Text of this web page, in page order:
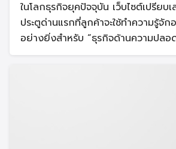
ในโลกธุรกิจยุคปัจจุบัน เว็บไซต์เปรียบ
ประตูด่านแรกที่ลูกค้าจะใช้ทำความรู้จัก
อย่างยิ่งสำหรับ “ธุรกิจด้านความปลอ